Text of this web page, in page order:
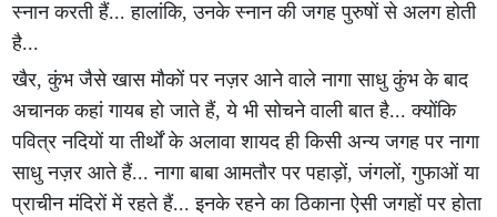
स्नान करती हैं... हालांकि, उनके स्नान की जगह पुरुषों से अलग होती
है...
खैर, कुंभ जैसे खास मौकों पर नज़र आने वाले नागा साधु कुंभ के बाद
अचानक कहां गायब हो जाते हैं, ये भी सोचने वाली बात है... क्‍योंकि
पवित्र नदियों या तीर्थों के अलावा शायद ही किसी अन्‍य जगह पर नागा
साधु नज़र आते हैं... नागा बाबा आमतौर पर पहाड़ों, जंगलों, गुफाओं या
प्राचीन मंदिरों में रहते हैं... इनके रहने का ठिकाना ऐसी जगहों पर होता